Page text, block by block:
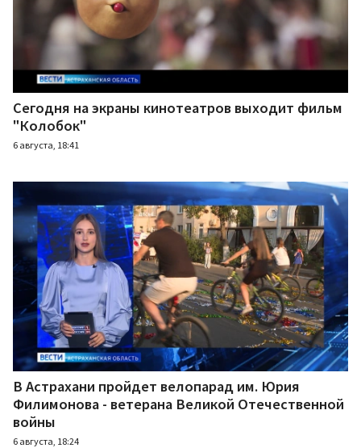
Сегодня на экраны кинотеатров выходит фильм
"Колобок"
6 августа, 18:41
В Астрахани пройдет велопарад им. Юрия
Филимонова - ветерана Великой Отечественной
войны
6 августа, 18:24